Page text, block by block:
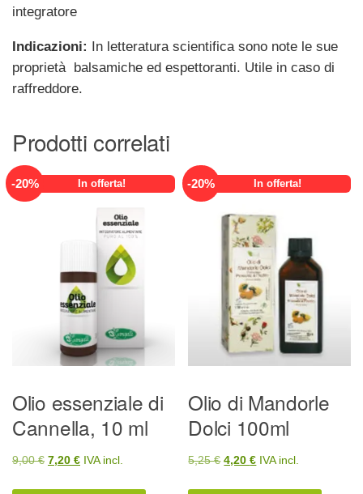
integratore
Indicazioni:
In letteratura scientifica sono note le sue
proprietà balsamiche ed espettoranti. Utile in caso di
raffreddore.
Prodotti correlati
-20% In offerta!
Olio essenziale di
Cannella, 10 ml
9,00€ Il
7,20 €IlIVA incl.
-20% In offerta!
Olio di Mandorle
Dolci 100ml
5,25€ Il
4,20€IlIVA incl.